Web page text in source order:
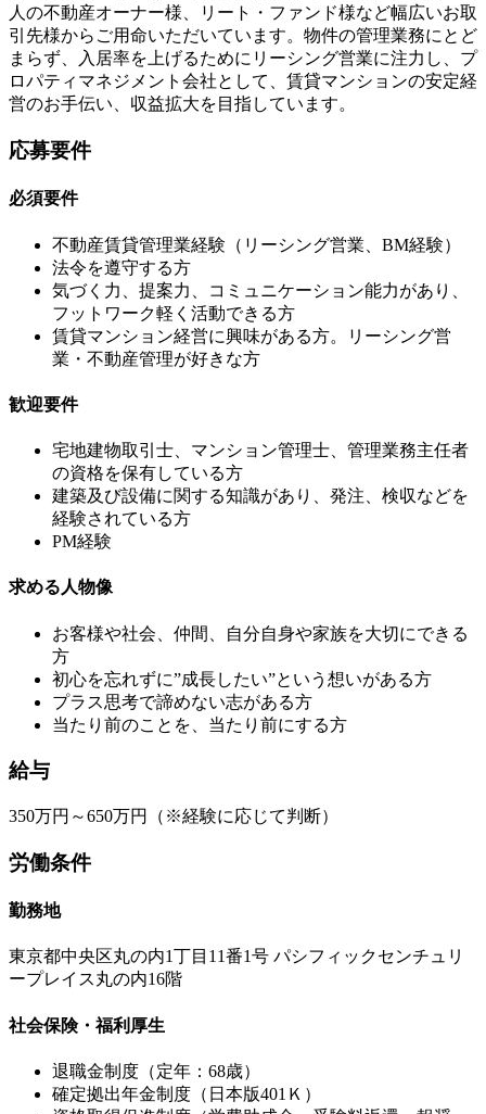
人の不動産オーナー様、リート・ファンド様など幅広いお取
引先様からご用命いただいています。物件の管理業務にとど
まらず、入居率を上げるためにリーシング営業に注力し、プ
ロパティマネジメント会社として、賃貸マンションの安定経
営のお手伝い、収益拡大を目指しています。
応募要件
必須要件
不動産賃貸管理業経験（リーシング営業、BM経験）
法令を遵守する方
気づく力、提案力、コミュニケーション能力があり、
フットワーク軽く活動できる方
賃貸マンション経営に興味がある方。リーシング営
業・不動産管理が好きな方
歓迎要件
宅地建物取引士、マンション管理士、管理業務主任者
の資格を保有している方
建築及び設備に関する知識があり、発注、検収などを
経験されている方
PM経験
求める人物像
お客様や社会、仲間、自分自身や家族を大切にできる
方
初心を忘れずに”成長したい”という想いがある方
プラス思考で諦めない志がある方
当たり前のことを、当たり前にする方
給与
350万円～650万円（※経験に応じて判断）
労働条件
勤務地
東京都中央区丸の内1丁目11番1号 パシフィックセンチュリ
ープレイス丸の内16階
社会保険・福利厚生
退職金制度（定年：68歳）
確定拠出年金制度（日本版401Ｋ）